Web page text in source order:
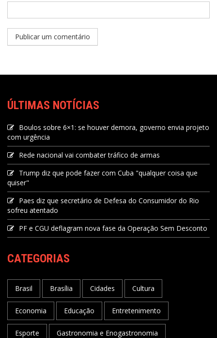
ÚLTIMAS NOTÍCIAS
Boulos sobre 6×1: se houver demora, governo envia projeto
com urgência
Rede nacional vai combater tráfico de armas
Trump diz que pode fazer com Cuba "qualquer coisa que
quiser"
Paes diz que secretário de Defesa do Consumidor do Rio
sofreu atentado
PF e CGU deflagram nova fase da Operação Sem Desconto
CATEGORIAS
Brasil Brasília Cidades Cultura
Economia Educação Entretenimento
Esporte Gastronomia e Enogastronomia